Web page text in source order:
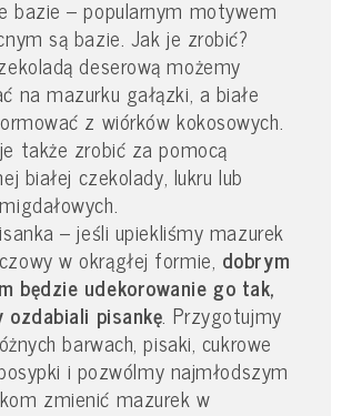
bazie – popularnym motywem
są bazie. Jak je zrobić?
deserową możemy
na mazurku gałązki, a białe
z wiórków kokosowych.
także zrobić za pomocą
białej czekolady, lukru lub
– jeśli upiekliśmy mazurek
w okrągłej formie, dobrym
będzie udekorowanie go tak,
ozdabiali pisankę. Przygotujmy
barwach, pisaki, cukrowe
i pozwólmy najmłodszym
zmienić mazurek w